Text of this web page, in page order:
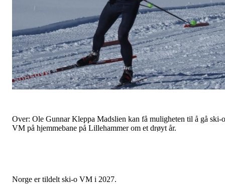
Over: Ole Gunnar Kleppa Madslien kan få muligheten til å gå ski-o
VM på hjemmebane på Lillehammer om et drøyt år.
Norge er tildelt ski-o VM i 2027.